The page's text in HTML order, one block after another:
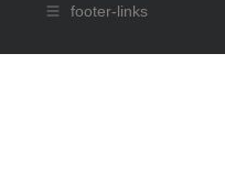
footer-links